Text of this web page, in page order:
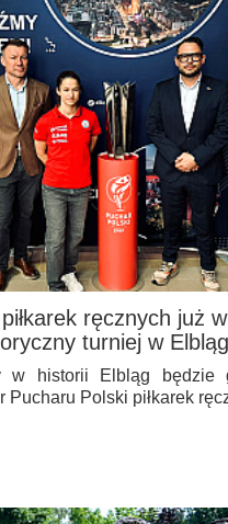
ręcznych już
turniej w
w historii Elbląg będzie
Pucharu Polski piłkarek